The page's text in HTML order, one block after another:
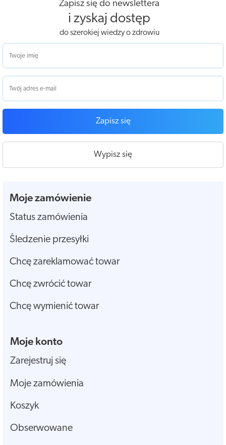
Zapisz się do newslettera
i zyskaj dostęp
do szerokiej wiedzy o zdrowiu
Zapisz się
Wypisz się
Moje zamówienie
Status zamówienia
Śledzenie przesyłki
Chcę zareklamować towar
Chcę zwrócić towar
Chcę wymienić towar
Moje konto
Zarejestruj się
Moje zamówienia
Koszyk
Obserwowane